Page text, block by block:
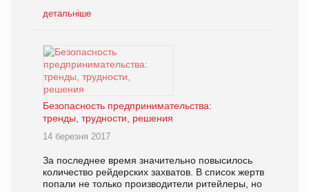
детальніше
Безопасность предпринимательства:
тренды, трудности, решения
14 березня 2017
За последнее время значительно повысилось
количество рейдерских захватов. В список жертв
попали не только производители ритейлеры, но